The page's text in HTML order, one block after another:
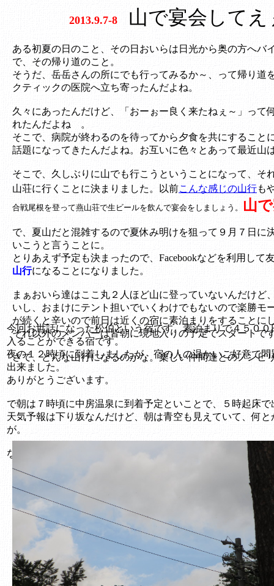
2013.9.7-8 山で宴会して
ある初夏の日のこと、その日おいらは日光から奥の方へバ
で、その帰り道のこと。
そうだ、岳岳さんの所にでも行ってみるか～、って帰り
クティックの医院へ立ち寄ったんだよね。
久々にあったんだけど、「おーぉー良く来たねぇ～」っ
れたんだよね 。
そこで、病院が終わるのを待ってから夕食を共にするこ
話題になってきたんだよね。お互いに色々とあって最近山
そこで、久しぶりに山でも行こうということになって、
山荘に行くことに決まりました。以前こんな感じの山行も
合戦尾根を登って燕山荘で生ビールを飲んで宴会をしましょう。 山
で、夏山だと混雑するので夏休み明けを狙って９月７日
いこうと言うことに。
とりあえず予定も決まったので、Facebookなどを利用して
山行になることになりました。
まぁおいら達はここ丸２人ほど山に登っていないんだけ
いし、おまけにテント担いでいくわけでもないので楽勝
が続くと辛いので前日は近くの宿に素泊まりをすることに
それ以外のメンバーは皆朝に現地入りの予定でスタートで
さて、どんな山行になるのかな。楽しい仲間達とのノンビ
今回お世話になった松伯という宿です。素泊まりで４５０
入ることができる宿です。
夜の１２時頃に到着しましたが、宿の人の温かいご好意で
出来ました。
ありがとうございます。
で朝は７時頃に中房温泉に到着予定といことで、５時起床
天気予報は下り坂なんだけど、朝は青空も見えていて、何
が。
なんとか天気もって欲しいよね～なんて思いつつ準備完了で